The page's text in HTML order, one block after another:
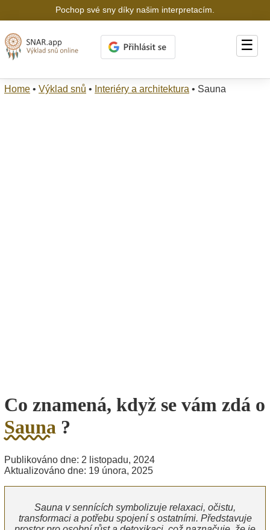
Pochop své sny díky našim interpretacím.
☰
Home • Výklad snů • Interiéry a architektura • Sauna
Co znamená, když se vám zdá o
Sauna ?
Publikováno dne: 2 listopadu, 2024
Aktualizováno dne: 19 února, 2025
Sauna v sennících symbolizuje relaxaci, očistu,
transformaci a potřebu spojení s ostatními. Představuje